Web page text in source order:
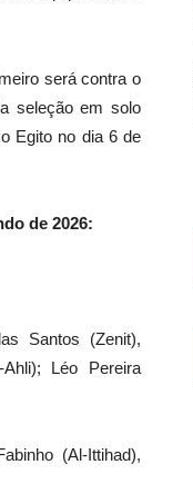
será contra o
seleção em solo
Egito no dia 6 de
de 2026:
Santos (Zenit),
Léo Pereira
(Al-Ittihad),